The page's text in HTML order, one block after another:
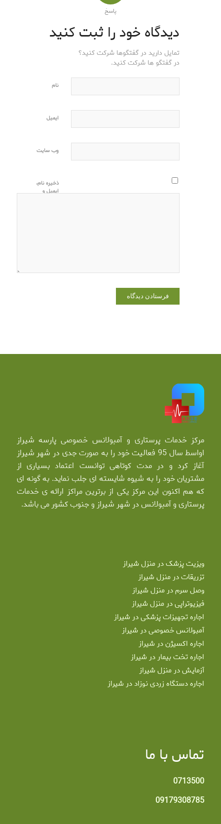
پاسخ
دیدگاه خود را ثبت کنید
تمایل دارید در گفتگوها شرکت کنید؟
در گفتگو ها شرکت کنید.
نام
ایمیل
وب‌ سایت
ذخیره نام،
ایمیل و
مرکز خدمات پرستاری و آمبولانس خصوصی پارسه شیراز
اواسط سال 95 فعالیت خود را به صورت جدی در شهر شیراز
آغاز کرد و در مدت کوتاهی توانست اعتماد بسیاری از
مشتریان خود را به شیوه شایسته ای جلب نماید. به گونه ای
که هم اکنون این مرکز یکی از برترین مراکز ارائه ی خدمات
پرستاری و آمبولانس در شهر شیراز و جنوب کشور می باشد.
ویزیت پزشک در منزل شیراز
تزریقات در منزل شیراز
وصل سرم در منزل شیراز
فیزیوتراپی در منزل شیراز
اجاره تجهیزات پزشکی در شیراز
آمبولانس خصوصی در شیراز
اجاره اکسیژن در شیراز
اجاره تخت بیمار در شیراز
آزمایش در منزل شیراز
اجاره دستگاه زردی نوزاد در شیراز
تماس با ما
0713500
09179308785